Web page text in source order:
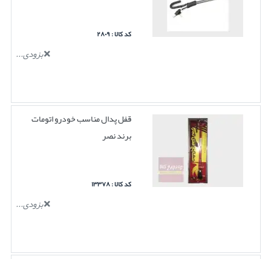
کد کالا : ۲۸۰۹
بزودی...
قفل پدال مناسب خودرو اتومات
برند نصر
کد کالا : ۱۳۳۷۸
بزودی...